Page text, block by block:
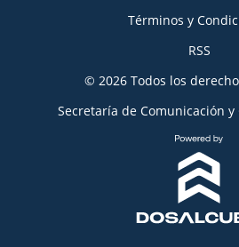
Términos y
RSS
© 2026 Todos los
Secretaría de Comunicación